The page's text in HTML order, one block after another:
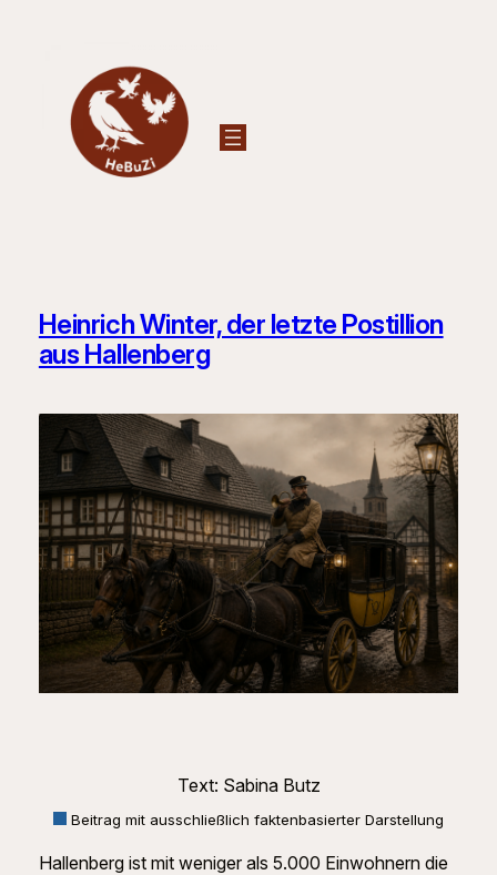
Heinrich Winter, der letzte Postillion
aus Hallenberg
Text: Sabina Butz
Beitrag mit ausschließlich faktenbasierter Darstellung
Hallenberg ist mit weniger als 5.000 Einwohnern die